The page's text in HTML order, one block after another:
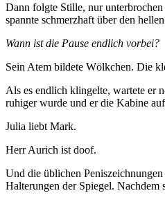
Dann folgte Stille, nur
spannte schmerzhaft über den
Wann ist die Pause endlich vorbei?
Sein Atem bildete Wölkchen. Die
Als es endlich klingelte, wartete er
ruhiger wurde und er die Kabine
Julia liebt Mark.
Herr Aurich ist doof.
Und die üblichen
Halterungen der Spiegel. Nachdem